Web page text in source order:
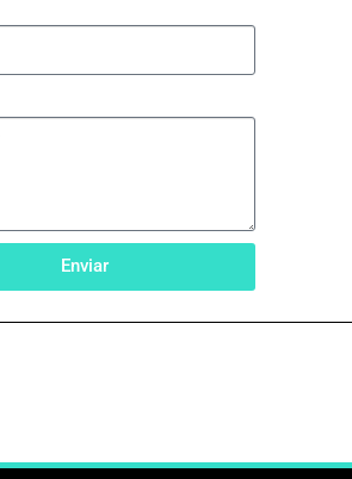
Enviar